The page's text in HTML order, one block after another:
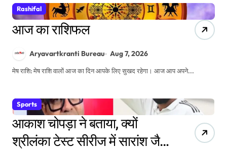
Rashifal
आज का राशिफल
Aryavartkranti Bureau Aug 7, 2026
मेष राशि: मेष राशि वालों आज का दिन आपके लिए सुखद रहेगा। आज आप अपने...
Sports
आकाश चोपड़ा ने बताया, क्यों
श्रीलंका टेस्ट सीरीज में सारांश जैन